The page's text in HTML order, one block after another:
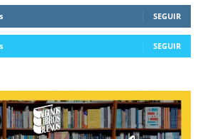
SEGUIR
SEGUIR